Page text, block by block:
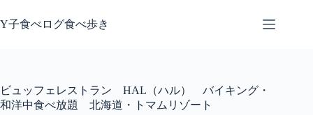
ン
ス
キ
Y子食べログ食べ歩き
ビュッフェレストラン HAL（ハル） バイキング・
和洋中食べ放題 北海道・トマムリゾート